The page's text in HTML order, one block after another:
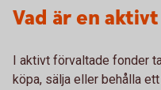
Vad är en
I aktivt förvaltade fonder
köpa, sälja eller behålla